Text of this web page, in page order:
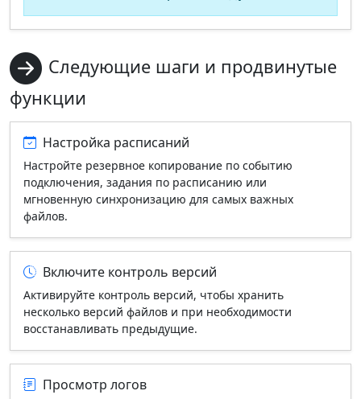
Следующие шаги и продвинутые
функции
Настройка расписаний
Настройте резервное копирование по событию
подключения, задания по расписанию или
мгновенную синхронизацию для самых важных
файлов.
Включите контроль версий
Активируйте контроль версий, чтобы хранить
несколько версий файлов и при необходимости
восстанавливать предыдущие.
Просмотр логов